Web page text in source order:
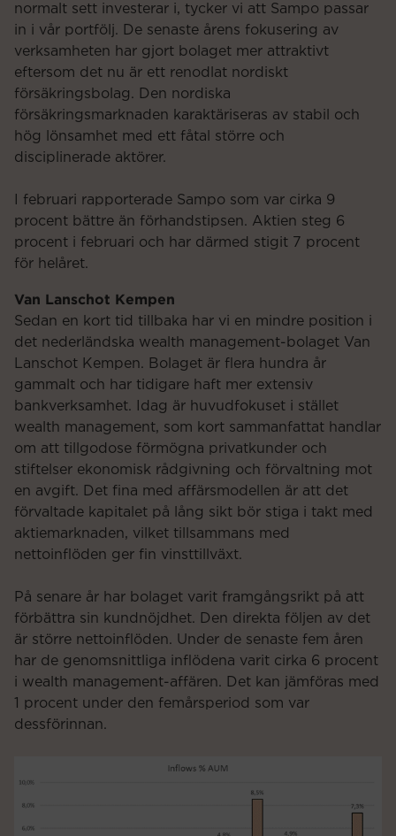
normalt sett investerar i, tycker vi att Sampo passar
in i vår portfölj. De senaste årens fokusering av
verksamheten har gjort bolaget mer attraktivt
eftersom det nu är ett renodlat nordiskt
försäkringsbolag. Den nordiska
försäkringsmarknaden karaktäriseras av stabil och
hög lönsamhet med ett fåtal större och
disciplinerade aktörer.
I februari rapporterade Sampo som var cirka 9
procent bättre än förhandstipsen. Aktien steg 6
procent i februari och har därmed stigit 7 procent
för helåret.
Van Lanschot Kempen
Sedan en kort tid tillbaka har vi en mindre position i
det nederländska wealth management-bolaget Van
Lanschot Kempen. Bolaget är flera hundra år
gammalt och har tidigare haft mer extensiv
bankverksamhet. Idag är huvudfokuset i stället
wealth management, som kort sammanfattat handlar
om att tillgodose förmögna privatkunder och
stiftelser ekonomisk rådgivning och förvaltning mot
en avgift. Det fina med affärsmodellen är att det
förvaltade kapitalet på lång sikt bör stiga i takt med
aktiemarknaden, vilket tillsammans med
nettoinflöden ger fin vinsttillväxt.
På senare år har bolaget varit framgångsrikt på att
förbättra sin kundnöjdhet. Den direkta följen av det
är större nettoinflöden. Under de senaste fem åren
har de genomsnittliga inflödena varit cirka 6 procent
i wealth management-affären. Det kan jämföras med
1 procent under den femårsperiod som var
dessförinnan.